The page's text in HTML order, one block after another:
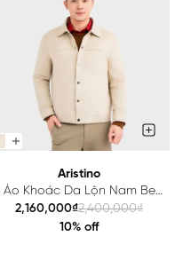
Aristino
Áo Khoác Da Lộn Nam Be
Aristino Regular Fit
AJK006EDP01
2,160,000₫2,400,000₫
10% off